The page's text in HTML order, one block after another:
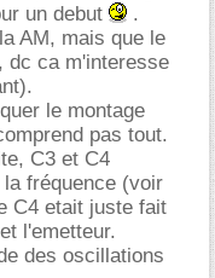
un debut
.
AM, mais que le
dc ca m'interesse
le montage
pas tout.
C3 et C4
fréquence (voir
C4 etait juste fait
l'emetteur.
des oscillations